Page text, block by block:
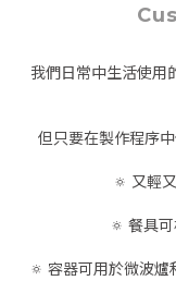
我們日常中生活使用
但只要在製作程序
🔅 又輕
🔅 餐具可相
🔅 容器可用於微波